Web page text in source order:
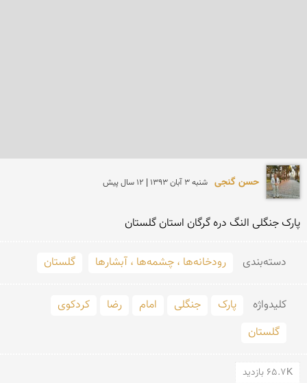
حسن گنجی شنبه 3 آبان 1393 | 12 سال پیش
پارک جنگلی النگ دره گرگان استان گلستان
دسته‌بندی رودخانه‌ها ، چشمه‌ها ، آبشارها گلستان
کلید‌واژه پارک جنگلی امام رضا
کردکوی
گلستان
65.7K بازدید